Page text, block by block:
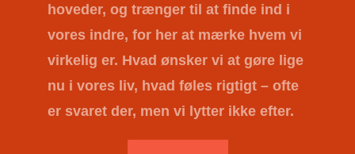
hoveder, og trænger til at finde ind i
vores indre, for her at mærke hvem vi
virkelig er. Hvad ønsker vi at gøre lige
nu i vores liv, hvad føles rigtigt – ofte
er svaret der, men vi lytter ikke efter.